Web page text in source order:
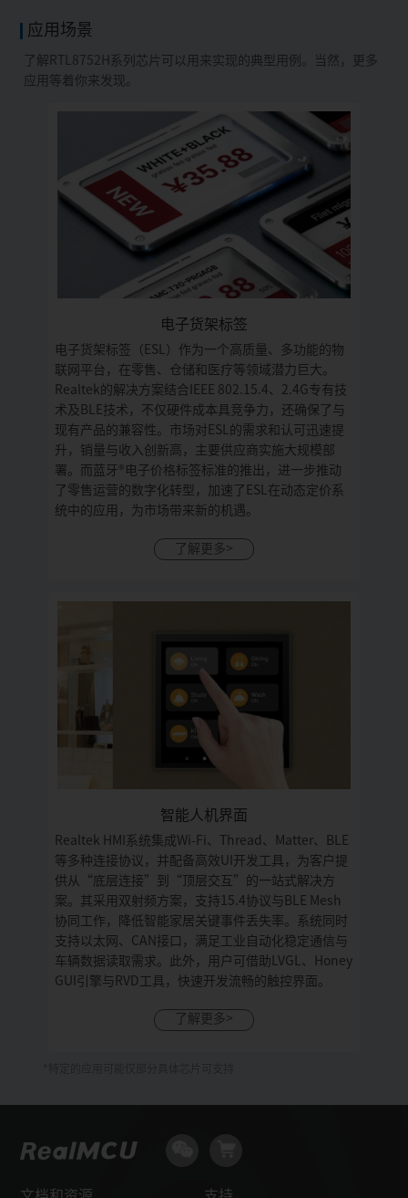
应用场景
了解RTL8752H系列芯片可以用来实现的典型用例。当然，更多
应用等着你来发现。
电子货架标签
电子货架标签（ESL）作为一个高质量、多功能的物
联网平台，在零售、仓储和医疗等领域潜力巨大。
Realtek的解决方案结合IEEE 802.15.4、2.4G专有技
术及BLE技术，不仅硬件成本具竞争力，还确保了与
现有产品的兼容性。市场对ESL的需求和认可迅速提
升，销量与收入创新高，主要供应商实施大规模部
署。而蓝牙®电子价格标签标准的推出，进一步推动
了零售运营的数字化转型，加速了ESL在动态定价系
统中的应用，为市场带来新的机遇。
了解更多>
智能人机界面
Realtek HMI系统集成Wi-Fi、Thread、Matter、BLE
等多种连接协议，并配备高效UI开发工具，为客户提
供从“底层连接”到“顶层交互”的一站式解决方
案。其采用双射频方案，支持15.4协议与BLE Mesh
协同工作，降低智能家居关键事件丢失率。系统同时
支持以太网、CAN接口，满足工业自动化稳定通信与
车辆数据读取需求。此外，用户可借助LVGL、Honey
GUI引擎与RVD工具，快速开发流畅的触控界面。
了解更多>